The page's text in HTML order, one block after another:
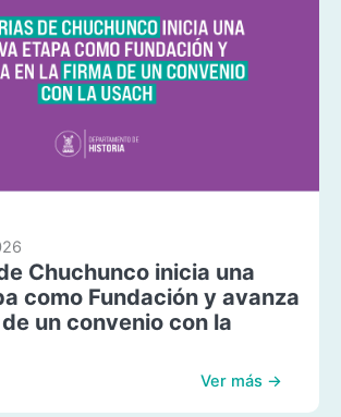
Chuchunco inicia una
como Fundación y avanza
un convenio con la
Ver más →